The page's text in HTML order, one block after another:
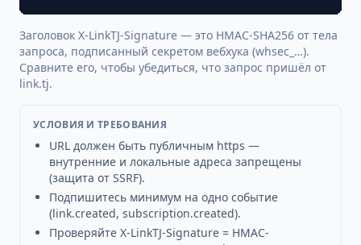
Заголовок X-LinkTJ-Signature — это HMAC-SHA256 от тела
запроса, подписанный секретом вебхука (whsec_…).
Сравните его, чтобы убедиться, что запрос пришёл от
link.tj.
УСЛОВИЯ И ТРЕБОВАНИЯ
URL должен быть публичным https —
внутренние и локальные адреса запрещены
(защита от SSRF).
Подпишитесь минимум на одно событие
(link.created, subscription.created).
Проверяйте X-LinkTJ-Signature = HMAC-